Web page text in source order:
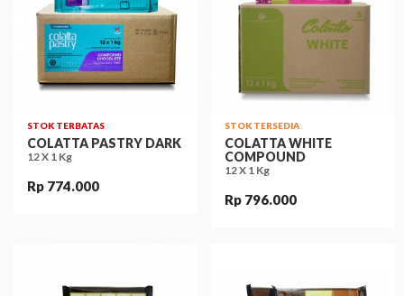
STOK TERBATAS
COLATTA PASTRY DARK
12 X 1 Kg
Rp 774.000
STOK TERSEDIA
COLATTA WHITE
COMPOUND
12 X 1 Kg
Rp 796.000